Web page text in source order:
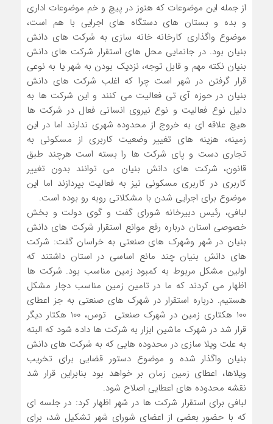
از جمله این موضوعات که هنوز در پیچ و خم موضوعات اداری
و بده و بستان های دستگاه های اجرایی با هم است،
موضوع واگذاری کارخانه خانه سازی به شرکت های دانش
بنیان بود. در جانمایی محل های استقرار شرکت های دانش
بنیان نکته مهم و قابل توجه، نزدیک بودن به شهر یا به نوعی
قرار گرفتن در شهر است چرا که اغلب شرکت های دانش
بنیان در حوزه آی تی فعالیت می کنند و این شرکت ها به
دلیل نوع فعالیت و نوع نیروی انسانی فعال در شرکت ها
هیچ علاقه ای به خروج از محدوده شهری ندارند اما در این
زمینه، هزینه های تغییر وضعیت کاربری از مسکونی به
تجاری دست و پای شرکت ها را بسته است هرچند طبق
قانون، شرکت های دانش بنیان می توانند بدون تغییر
کاربری در کاربری مسکونی نیز به فعالیت بپردازند اما این
موضوع برای اجرایی شدن با مشکلاتی روبه رو بوده است.
لبافی، رئیس دبیرخانه شورای گفت و گوی دولت و بخش
خصوصی استان درباره رفع موانع استقرار شرکت های دانش
بنیان در شهر وشهرک های صنعتی به خراسان گفت: شرکت
های دانش بنیان چند مانع اساسی در استان داشتند که
اولین مشکل مربوط به کمبود زمین مناسب بود. شرکت ها
اظهار می کردند که ما در تامین زمین مناسب دچار مشکل
هستیم. درباره استقرار در شهرک های صنعتی به جز اعطای
100 هکتاری زمین در شهرک صنعتی توس، 100 هکتار دیگر
قرار شد در شهرک ماشین ابزار به شرکت ها داده شود که البته
به علت ویلا سازی در محدوده هایی که به شرکت های دانش
بنیان واگذار شده و موضوع دستور قضایی برای تخریب
ویلاها، اعطای زمین زمان بر خواهد بود بنابراین قرار شد
نقشه محدوده های اعطایی اصلاح شود.
لبافی برای استقرار شرکت ها در شهر اظهار کرد: در جلسه ای
که با حضور بعضی از اعضای شورای شهر تشکیل شد، برای